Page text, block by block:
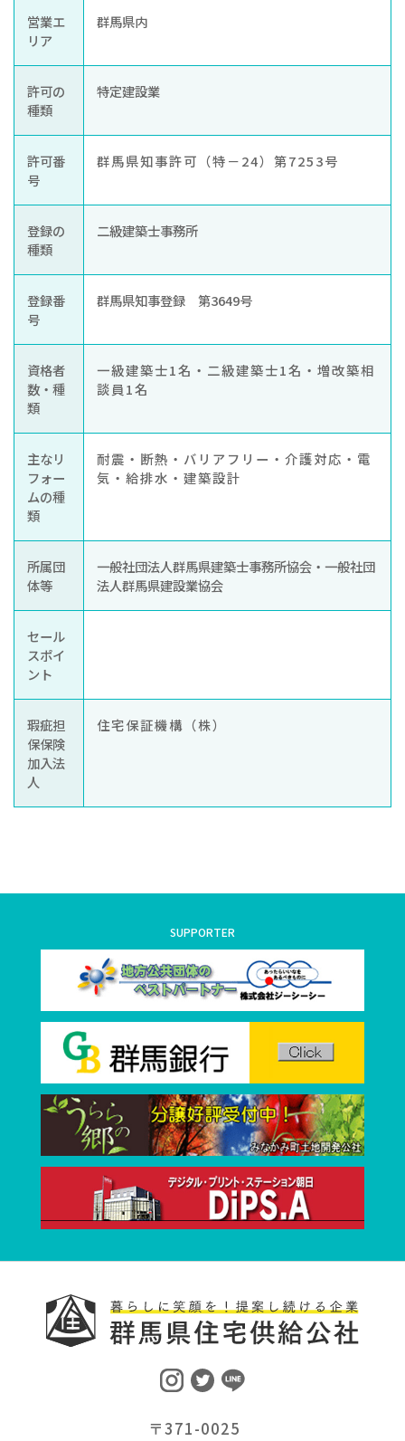
営業エ
リア
群馬県内
許可の
種類
特定建設業
許可番
号
群馬県知事許可（特－24）第7253号
登録の
種類
二級建築士事務所
登録番
号
群馬県知事登録 第3649号
資格者
数・種
類
一級建築士1名・二級建築士1名・増改築相
談員1名
主なリ
フォー
ムの種
類
耐震・断熱・バリアフリー・介護対応・電
気・給排水・建築設計
所属団
体等
一般社団法人群馬県建築士事務所協会・一般社団
法人群馬県建設業協会
セール
スポイ
ント
瑕疵担
保保険
加入法
人
住宅保証機構（株）
SUPPORTER
〒371-0025